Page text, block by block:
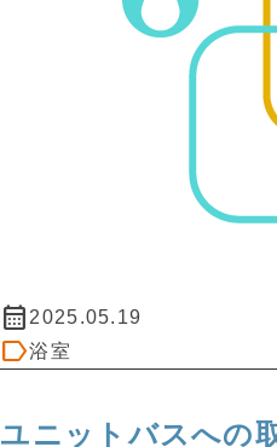
calendar_month2025.05.19
label浴室
ユニットバスへの